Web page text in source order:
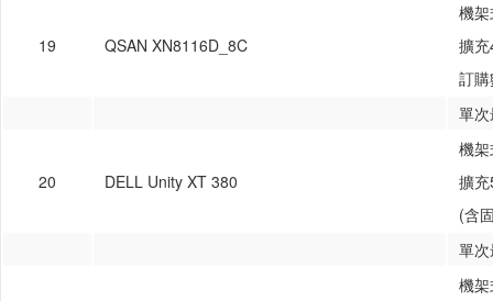
19 QSAN XN8116D_8C
機
擴
訂
單
20 DELL Unity XT 380
機
擴
(含
單
機